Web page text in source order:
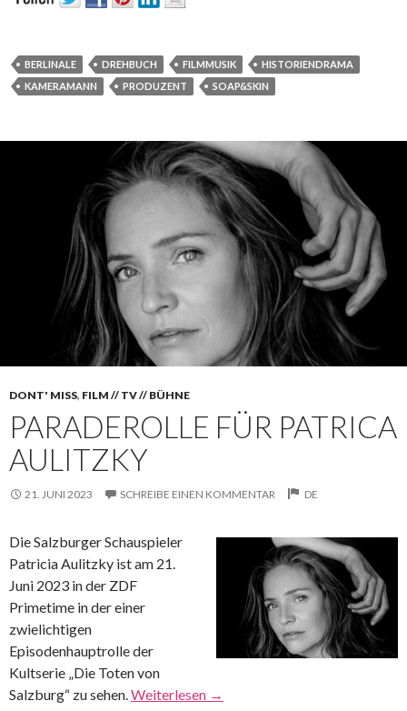
BERLINALE DREHBUCH FILMMUSIK
HISTORIENDRAMA
KAMERAMANN
PRODUZENT SOAP&SKIN
DONT' MISS, FILM // TV // BÜHNE
PARADEROLLE FÜR PATRICA
AULITZKY
21. JUNI 2023 SCHREIBE EINEN KOMMENTAR DE
Die Salzburger Schauspieler
Patricia Aulitzky ist am 21.
Juni 2023 in der ZDF
Primetime in der einer
zwielichtigen
Episodenhauptrolle der
Kultserie „Die Toten von
Salzburg“ zu sehen.Weiterlesen →